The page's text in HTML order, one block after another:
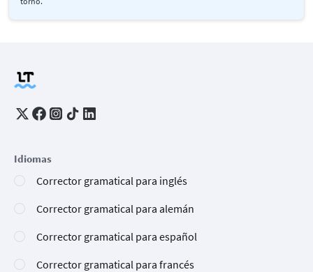
Idiomas
Corrector gramatical para inglés
Corrector gramatical para alemán
Corrector gramatical para español
Corrector gramatical para francés